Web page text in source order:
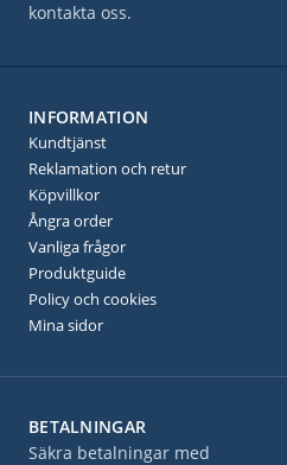
BETALNINGAR
Säkra betalningar med
kontakta oss.
INFORMATION
Kundtjänst
Reklamation och retur
Köpvillkor
Ångra order
Vanliga frågor
Produktguide
Policy och cookies
Mina sidor